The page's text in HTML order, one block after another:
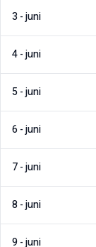
3 -juni
4-juni
5-juni
6-juni
7-juni
8-juni
9-juni